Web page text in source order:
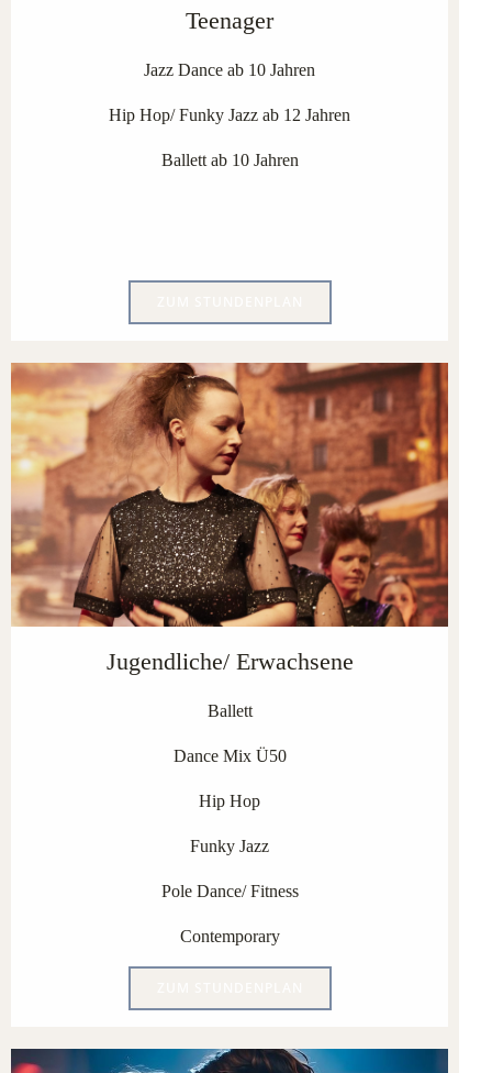
Teenager
Jazz Dance ab 10 Jahren
Hip Hop/ Funky Jazz ab 12 Jahren
Ballett ab 10 Jahren
Jugendliche/ Erwachsene
Ballett
Dance Mix Ü50
Hip Hop
Funky Jazz
Pole Dance/ Fitness
Contemporary